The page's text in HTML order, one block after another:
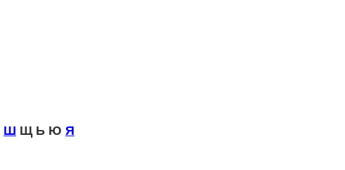
Ш Щ Ь Ю Я